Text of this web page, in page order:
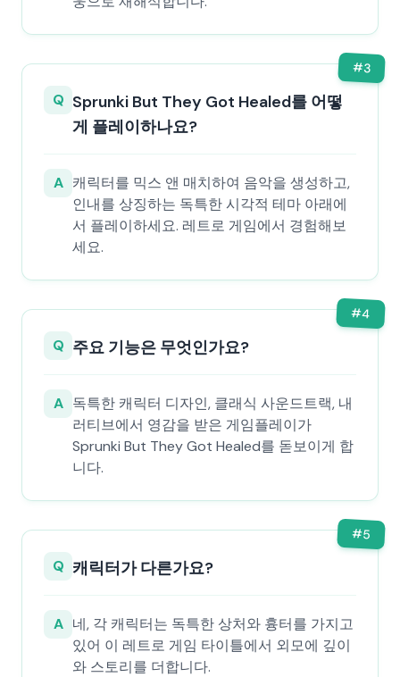
#3
Q Sprunki But They Got Healed를 어떻
게 플레이하나요?
A 캐릭터를 믹스 앤 매치하여 음악을 생성하고,
인내를 상징하는 독특한 시각적 테마 아래에
서 플레이하세요. 레트로 게임에서 경험해보
세요.
#4
Q 주요 기능은 무엇인가요?
A 독특한 캐릭터 디자인, 클래식 사운드트랙, 내
러티브에서 영감을 받은 게임플레이가
Sprunki But They Got Healed를 돋보이게 합
니다.
#5
Q 캐릭터가 다른가요?
A 네, 각 캐릭터는 독특한 상처와 흉터를 가지고
있어 이 레트로 게임 타이틀에서 외모에 깊이
와 스토리를 더합니다.